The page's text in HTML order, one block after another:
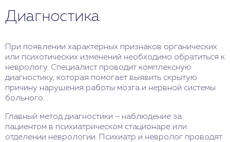
Диагностика
При появлении характерных признаков органических
или психотических изменений необходимо обратиться к
неврологу. Специалист проводит комплексную
диагностику, которая помогает выявить скрытую
причину нарушения работы мозга и нервной системы
больного.
Главный метод диагностики – наблюдение за
пациентом в психиатрическом стационаре или
отделении неврологии. Психиатр и невролог проводят